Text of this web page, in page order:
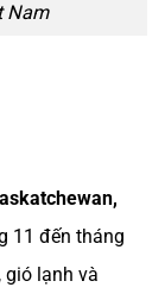
Nam
11 đến tháng
gió lạnh và